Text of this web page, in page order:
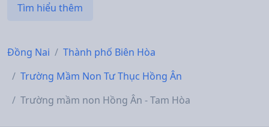
Tìm hiểu thêm
Đồng Nai
Thành phố Biên Hòa
Trường Mầm Non Tư Thục Hồng Ân
Trường mầm non Hồng Ân - Tam Hòa